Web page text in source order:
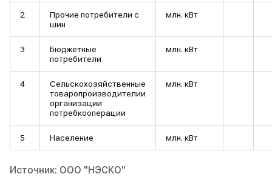
2
Прочие потребители с
шин
млн. кВт
3
Бюджетные
потребители
млн. кВт
4
Сельскохозяйственные
товаропроизводителии
организации
потребкооперации
млн. кВт
5 Население млн. кВт
Источник: ООО "НЭСКО"